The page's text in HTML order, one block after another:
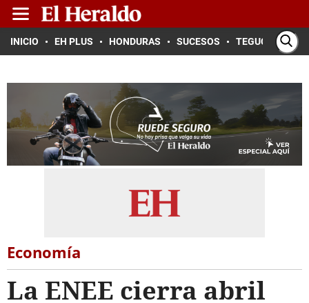
INICIO EH PLUS HONDURAS SUCESOS TEGUCIGALPA
Economía
La ENEE cierra abril